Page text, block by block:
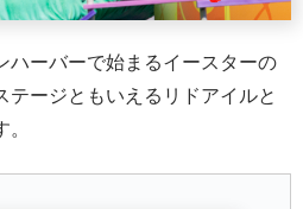
ハーバーで始まるイースターの
テージともいえるリドアイルと